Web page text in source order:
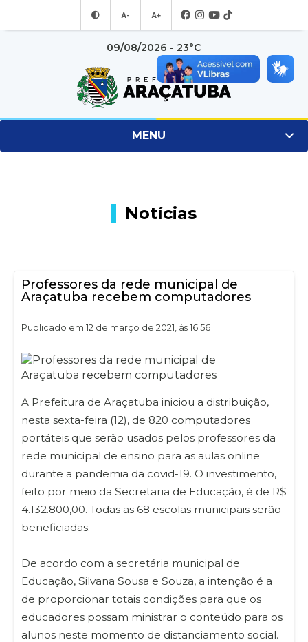
A- A+
09/08/2026 - 23°C
MENU
Notícias
Professores da rede municipal de
Araçatuba recebem computadores
Publicado em 12 de março de 2021, às 16:56
A Prefeitura de Araçatuba iniciou a distribuição,
nesta sexta-feira (12), de 820 computadores
portáteis que serão usados pelos professores da
rede municipal de ensino para as aulas online
durante a pandemia da covid-19. O investimento,
feito por meio da Secretaria de Educação, é de R$
4.132.800,00. Todas as 68 escolas municipais serão
beneficiadas.
De acordo com a secretária municipal de
Educação, Silvana Sousa e Souza, a intenção é a
de proporcionar totais condições para que os
educadores possam ministrar o conteúdo para os
alunos neste momento de distanciamento social.